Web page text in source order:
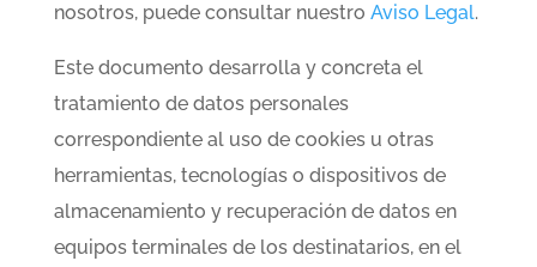
nosotros, puede consultar nuestro Aviso Legal.
Este documento desarrolla y concreta el
tratamiento de datos personales
correspondiente al uso de cookies u otras
herramientas, tecnologías o dispositivos de
almacenamiento y recuperación de datos en
equipos terminales de los destinatarios, en el